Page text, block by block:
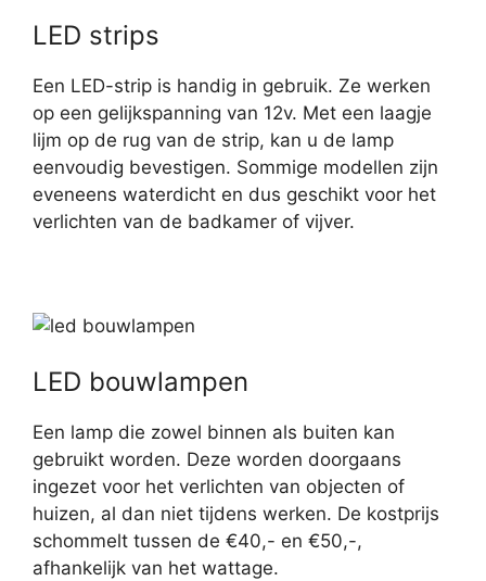
LED strips
Een LED-strip is handig in gebruik. Ze werken
op een gelijkspanning van 12v. Met een laagje
lijm op de rug van de strip, kan u de lamp
eenvoudig bevestigen. Sommige modellen zijn
eveneens waterdicht en dus geschikt voor het
verlichten van de badkamer of vijver.
LED bouwlampen
Een lamp die zowel binnen als buiten kan
gebruikt worden. Deze worden doorgaans
ingezet voor het verlichten van objecten of
huizen, al dan niet tijdens werken. De kostprijs
schommelt tussen de €40,- en €50,-,
afhankelijk van het wattage.